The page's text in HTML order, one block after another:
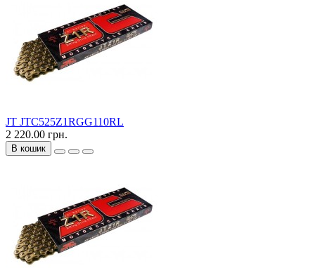
JT JTC525Z1RGG110RL
2 220.00 грн.
В кошик